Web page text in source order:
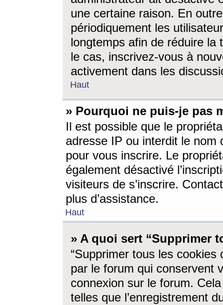
une certaine raison. En
périodiquement les
longtemps afin de réduire la
le cas, inscrivez-vous à
activement dans les
Haut
» Pourquoi ne puis-je pas
Il est possible que le
adresse IP ou interdit le nom
pour vous inscrire. Le
également désactivé
visiteurs de s’inscrire.
plus d’assistance.
Haut
» A quoi sert “Supprimer
“Supprimer tous les cookies
par le forum qui conservent
connexion sur le forum.
telles que l’enregistrement